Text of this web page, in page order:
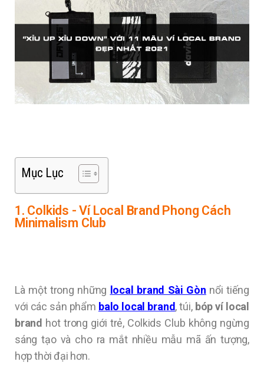
Mục Lục
1. Colkids - Ví Local Brand Phong Cách
Minimalism Club
Là một trong những local brand Sài Gòn nổi tiếng
với các sản phẩm balo local brand, túi, bóp ví local
brand hot trong giới trẻ, Colkids Club không ngừng
sáng tạo và cho ra mắt nhiều mẫu mã ấn tượng,
hợp thời đại hơn.